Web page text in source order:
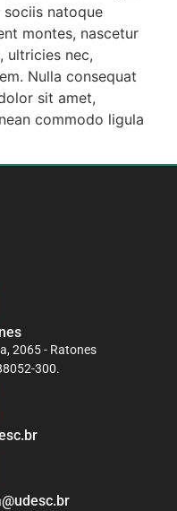
sociis natoque
montes, nascetur
ultricies nec,
Nulla consequat
sit amet,
commodo ligula
2065 - Ratones
300.